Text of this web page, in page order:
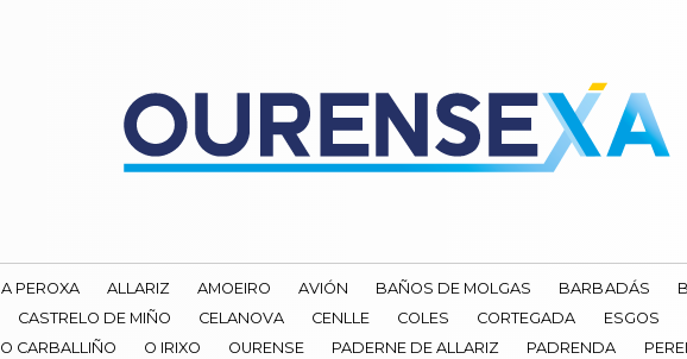
A PEROXA ALLARIZ AMOEIRO AVIÓN BAÑOS DE MOLGAS BARBADÁS
CASTRELO DE MIÑO CELANOVA CENLLE COLES CORTEGADA ESGOS
O CARBALLIÑO O IRIXO OURENSE PADERNE DE ALLARIZ PADRENDA